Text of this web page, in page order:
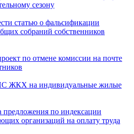
сезону
статью о фальсификации
собраний собственников
по отмене комиссии на почте
ЖКХ на индивидуальные жилые
предложения по индексации
организаций на оплату труда